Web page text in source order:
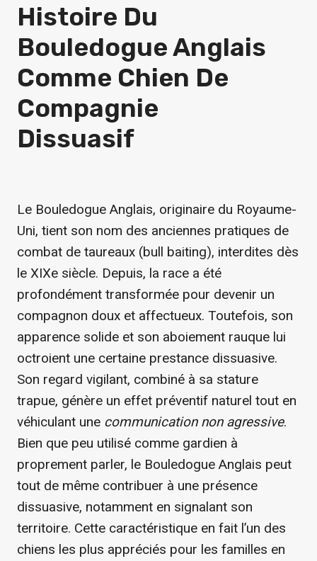
Histoire Du
Bouledogue Anglais
Comme Chien De
Compagnie
Dissuasif
Le Bouledogue Anglais, originaire du Royaume-
Uni, tient son nom des anciennes pratiques de
combat de taureaux (bull baiting), interdites dès
le XIXe siècle. Depuis, la race a été
profondément transformée pour devenir un
compagnon doux et affectueux. Toutefois, son
apparence solide et son aboiement rauque lui
octroient une certaine prestance dissuasive.
Son regard vigilant, combiné à sa stature
trapue, génère un effet préventif naturel tout en
véhiculant une communication non agressive.
Bien que peu utilisé comme gardien à
proprement parler, le Bouledogue Anglais peut
tout de même contribuer à une présence
dissuasive, notamment en signalant son
territoire. Cette caractéristique en fait l’un des
chiens les plus appréciés pour les familles en